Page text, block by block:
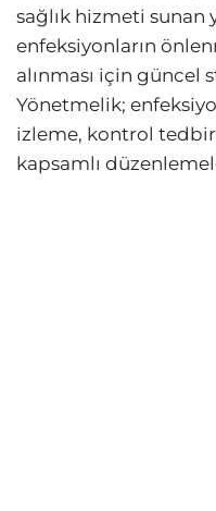
sağlık hizmeti sunan
enfeksiyonların
alınması için güncel
Yönetmelik;
izleme, kontrol
kapsamlı